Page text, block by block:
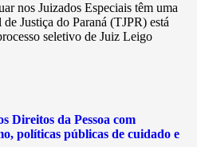
nos Juizados Especiais têm uma
Justiça do Paraná (TJPR) está
seletivo de Juiz Leigo
Direitos da Pessoa com
políticas públicas de cuidado e